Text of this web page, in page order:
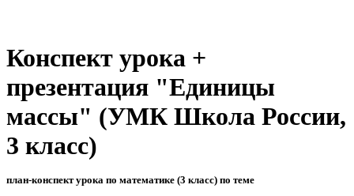
Конспект урока +
презентация "Единицы
массы" (УМК Школа России,
3 класс)
план-конспект урока по математике (3 класс) по теме